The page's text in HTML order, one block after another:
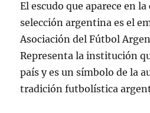
El escudo que aparece en
selección argentina es el
Asociación del Fútbol
Representa la institución
país y es un símbolo de la
tradición futbolística